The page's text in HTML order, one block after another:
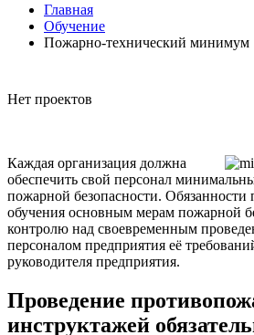
Главная
Обучение
Пожарно-технический минимум
Нет проектов
Каждая организация должна
обеспечить свой персонал
пожарной безопасности. Обязанности
обучения основным мерам пожарной
контролю над своевременным
персоналом предприятия её
руководителя предприятия.
Проведение
инструктажей